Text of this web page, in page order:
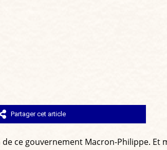
Partager cet article
ce gouvernement Macron-Philippe. Et